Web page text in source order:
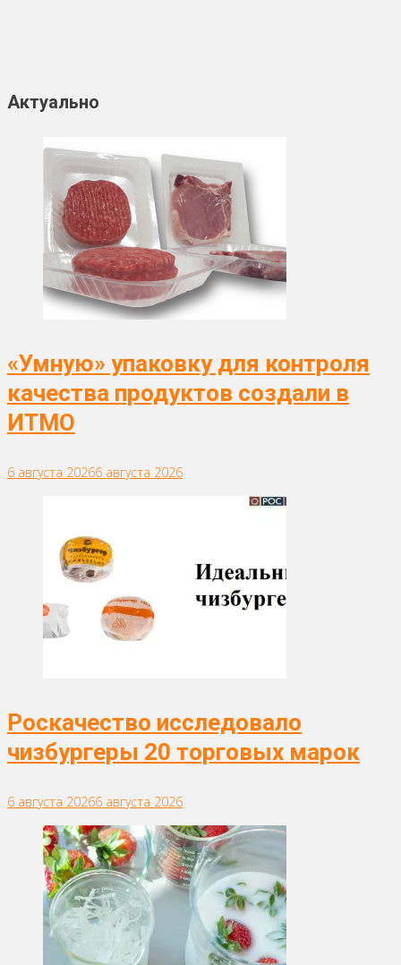
Актуально
«Умную» упаковку для контроля
качества продуктов создали в
ИТМО
6 августа 20266 августа 2026
Роскачество исследовало
чизбургеры 20 торговых марок
6 августа 20266 августа 2026